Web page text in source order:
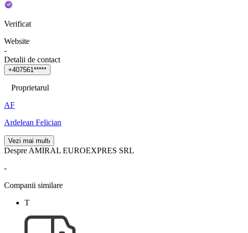
Verificat
Website
-
Detalii de contact
+407561 *****
Proprietarul
AF
Ardelean Felician
Vezi mai mult
Despre AMIRAL EUROEXPRES SRL
-
Companii similare
T